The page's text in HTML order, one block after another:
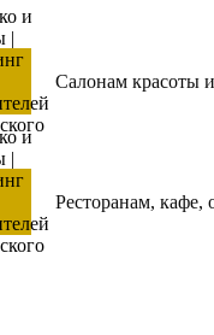
Салонам красоты
Ресторанам, кафе,